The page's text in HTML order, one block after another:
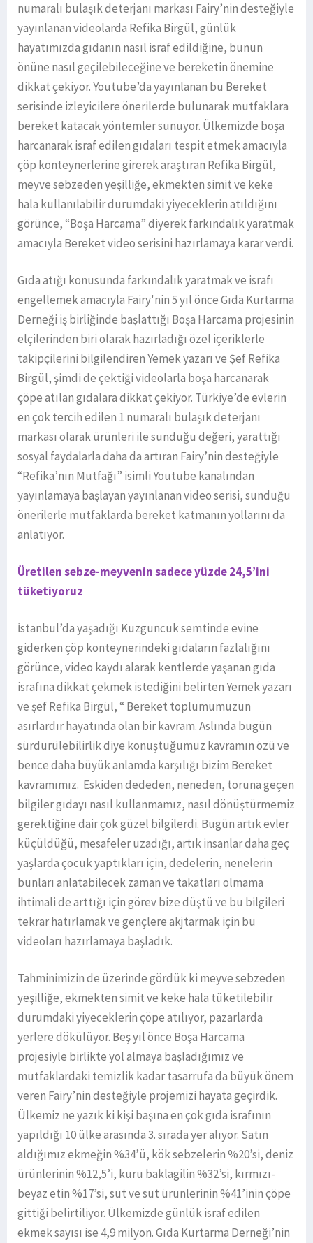
numaralı bulaşık deterjanı markası Fairy’nin desteğiyle
yayınlanan videolarda Refika Birgül, günlük
hayatımızda gıdanın nasıl israf edildiğine, bunun
önüne nasıl geçilebileceğine ve bereketin önemine
dikkat çekiyor. Youtube’da yayınlanan bu Bereket
serisinde izleyicilere önerilerde bulunarak mutfaklara
bereket katacak yöntemler sunuyor. Ülkemizde boşa
harcanarak israf edilen gıdaları tespit etmek amacıyla
çöp konteynerlerine girerek araştıran Refika Birgül,
meyve sebzeden yeşilliğe, ekmekten simit ve keke
hala kullanılabilir durumdaki yiyeceklerin atıldığını
görünce, “Boşa Harcama” diyerek farkındalık yaratmak
amacıyla Bereket video serisini hazırlamaya karar verdi.
Gıda atığı konusunda farkındalık yaratmak ve israfı
engellemek amacıyla Fairy'nin 5 yıl önce Gıda Kurtarma
Derneği iş birliğinde başlattığı Boşa Harcama projesinin
elçilerinden biri olarak hazırladığı özel içeriklerle
takipçilerini bilgilendiren Yemek yazarı ve Şef Refika
Birgül, şimdi de çektiği videolarla boşa harcanarak
çöpe atılan gıdalara dikkat çekiyor. Türkiye’de evlerin
en çok tercih edilen 1 numaralı bulaşık deterjanı
markası olarak ürünleri ile sunduğu değeri, yarattığı
sosyal faydalarla daha da artıran Fairy’nin desteğiyle
“Refika’nın Mutfağı” isimli Youtube kanalından
yayınlamaya başlayan yayınlanan video serisi, sunduğu
önerilerle mutfaklarda bereket katmanın yollarını da
anlatıyor.
Üretilen sebze-meyvenin sadece yüzde 24,5’ini
tüketiyoruz
İstanbul’da yaşadığı Kuzguncuk semtinde evine
giderken çöp konteynerindeki gıdaların fazlalığını
görünce, video kaydı alarak kentlerde yaşanan gıda
israfına dikkat çekmek istediğini belirten Yemek yazarı
ve şef Refika Birgül, “ Bereket toplumumuzun
asırlardır hayatında olan bir kavram. Aslında bugün
sürdürülebilirlik diye konuştuğumuz kavramın özü ve
bence daha büyük anlamda karşılığı bizim Bereket
kavramımız. Eskiden dededen, neneden, toruna geçen
bilgiler gıdayı nasıl kullanmamız, nasıl dönüştürmemiz
gerektiğine dair çok güzel bilgilerdi. Bugün artık evler
küçüldüğü, mesafeler uzadığı, artık insanlar daha geç
yaşlarda çocuk yaptıkları için, dedelerin, nenelerin
bunları anlatabilecek zaman ve takatları olmama
ihtimali de arttığı için görev bize düştü ve bu bilgileri
tekrar hatırlamak ve gençlere akjtarmak için bu
videoları hazırlamaya başladık.
Tahminimizin de üzerinde gördük ki meyve sebzeden
yeşilliğe, ekmekten simit ve keke hala tüketilebilir
durumdaki yiyeceklerin çöpe atılıyor, pazarlarda
yerlere dökülüyor. Beş yıl önce Boşa Harcama
projesiyle birlikte yol almaya başladığımız ve
mutfaklardaki temizlik kadar tasarrufa da büyük önem
veren Fairy’nin desteğiyle projemizi hayata geçirdik.
Ülkemiz ne yazık ki kişi başına en çok gıda israfının
yapıldığı 10 ülke arasında 3. sırada yer alıyor. Satın
aldığımız ekmeğin %34’ü, kök sebzelerin %20’si, deniz
ürünlerinin %12,5’i, kuru baklagilin %32’si, kırmızı-
beyaz etin %17’si, süt ve süt ürünlerinin %41’inin çöpe
gittiği belirtiliyor. Ülkemizde günlük israf edilen
ekmek sayısı ise 4,9 milyon. Gıda Kurtarma Derneği’nin